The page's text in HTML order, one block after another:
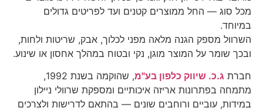
מכל סוג — החל ממוצרים קטנים ועד לפריטים גדולים
במיוחד.
השרוול מספק הגנה מלאה מפני לכלוך, אבק, שריטות ולחות,
ובכך שומר על המוצר מוגן, נקי ובטוח במהלך אחסון או שינוע.
חברת ג.כ. שיווק כלפון בע"מ
, שהוקמה בשנת 1992,
מתמחה בפתרונות אריזה איכותיים ומספקת שרוולי ניילון
במידות, עוביים ורוחבים שונים — בהתאם לדרישות ולצרכים